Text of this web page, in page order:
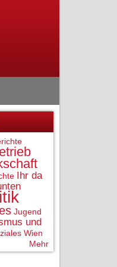
Ihr da
Jugend
und
Wien
Mehr